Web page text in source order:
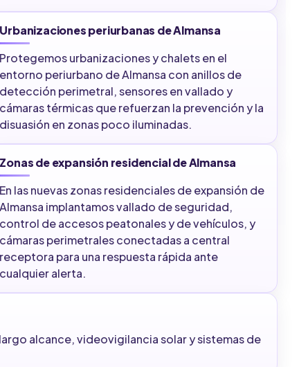
Urbanizaciones periurbanas de Almansa
Protegemos urbanizaciones y chalets en el
entorno periurbano de Almansa con anillos de
detección perimetral, sensores en vallado y
cámaras térmicas que refuerzan la prevención y la
disuasión en zonas poco iluminadas.
Zonas de expansión residencial de Almansa
En las nuevas zonas residenciales de expansión de
Almansa implantamos vallado de seguridad,
control de accesos peatonales y de vehículos, y
cámaras perimetrales conectadas a central
receptora para una respuesta rápida ante
cualquier alerta.
alcance, videovigilancia solar y sistemas de